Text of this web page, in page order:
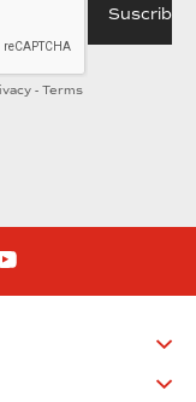
Instagram
en Twitter
en Linkedin
en